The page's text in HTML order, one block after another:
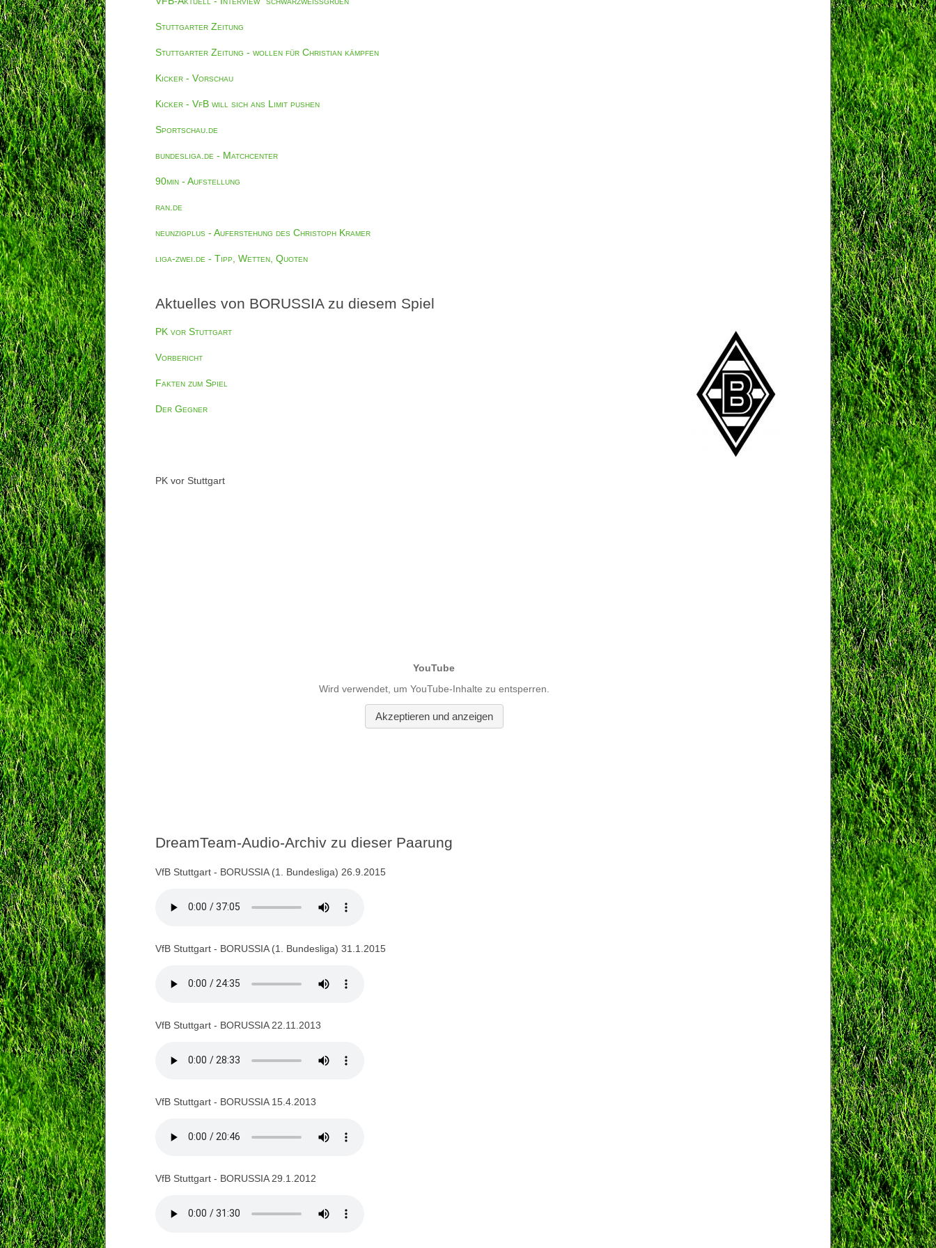
Stuttgarter Zeitung
Stuttgarter Zeitung - wollen für Christian kämpfen
Kicker - Vorschau
Kicker - VfB will sich ans Limit pushen
Sportschau.de
bundesliga.de - Matchcenter
90min - Aufstellung
ran.de
neunzigplus - Auferstehung des Christoph Kramer
liga-zwei.de - Tipp, Wetten, Quoten
Aktuelles von BORUSSIA zu diesem Spiel
PK vor Stuttgart
Vorbericht
Fakten zum Spiel
Der Gegner
PK vor Stuttgart
DreamTeam-Audio-Archiv zu dieser Paarung
VfB Stuttgart - BORUSSIA (1. Bundesliga) 26.9.2015
VfB Stuttgart - BORUSSIA (1. Bundesliga) 31.1.2015
VfB Stuttgart - BORUSSIA 22.11.2013
VfB Stuttgart - BORUSSIA 15.4.2013
VfB Stuttgart - BORUSSIA 29.1.2012